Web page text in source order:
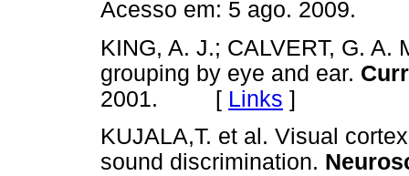
Acesso em: 5 ago. 2009.
KING, A. J.; CALVERT, G.
grouping by eye and ear.
2001. [ Links ]
KUJALA,T. et al. Visual
sound discrimination.